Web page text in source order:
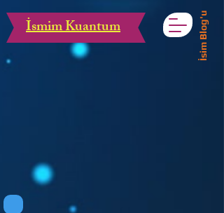
İsmim Kuantum İsim Blog'u